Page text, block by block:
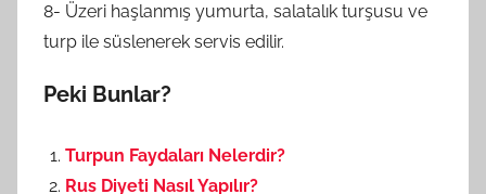
8- Üzeri haşlanmış yumurta, salatalık turşusu ve
turp ile süslenerek servis edilir.
Peki Bunlar?
Turpun Faydaları Nelerdir?
Rus Diyeti Nasıl Yapılır?